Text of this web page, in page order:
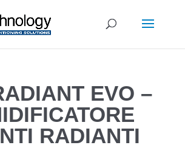
EVO –
RADIANTI